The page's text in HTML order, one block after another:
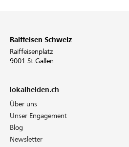
Raiffeisen Schweiz
Raiffeisenplatz
9001 St.Gallen
lokalhelden.ch
Über uns
Unser Engagement
Blog
Newsletter